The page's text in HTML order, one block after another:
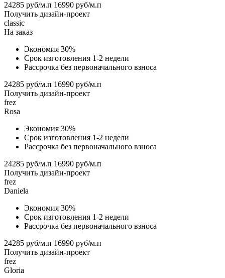
24285 руб/м.п 16990 руб/м.п
Получить дизайн-проект
classic
На заказ
Экономия 30%
Срок изготовления 1-2 недели
Рассрочка без первоначального взноса
24285 руб/м.п 16990 руб/м.п
Получить дизайн-проект
frez
Rosa
Экономия 30%
Срок изготовления 1-2 недели
Рассрочка без первоначального взноса
24285 руб/м.п 16990 руб/м.п
Получить дизайн-проект
frez
Daniela
Экономия 30%
Срок изготовления 1-2 недели
Рассрочка без первоначального взноса
24285 руб/м.п 16990 руб/м.п
Получить дизайн-проект
frez
Gloria